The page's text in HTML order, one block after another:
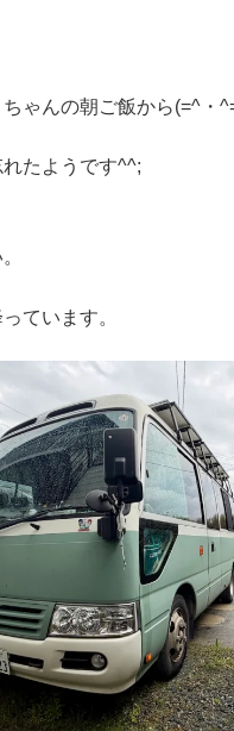
ちゃんの朝ご飯から(=^・
たようです^^;
ています。